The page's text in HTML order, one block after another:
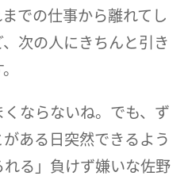
での仕事から離れてし
次の人にきちんと引き
くならないね。でも、ず
ある日突然できるよう
る」負けず嫌いな佐野